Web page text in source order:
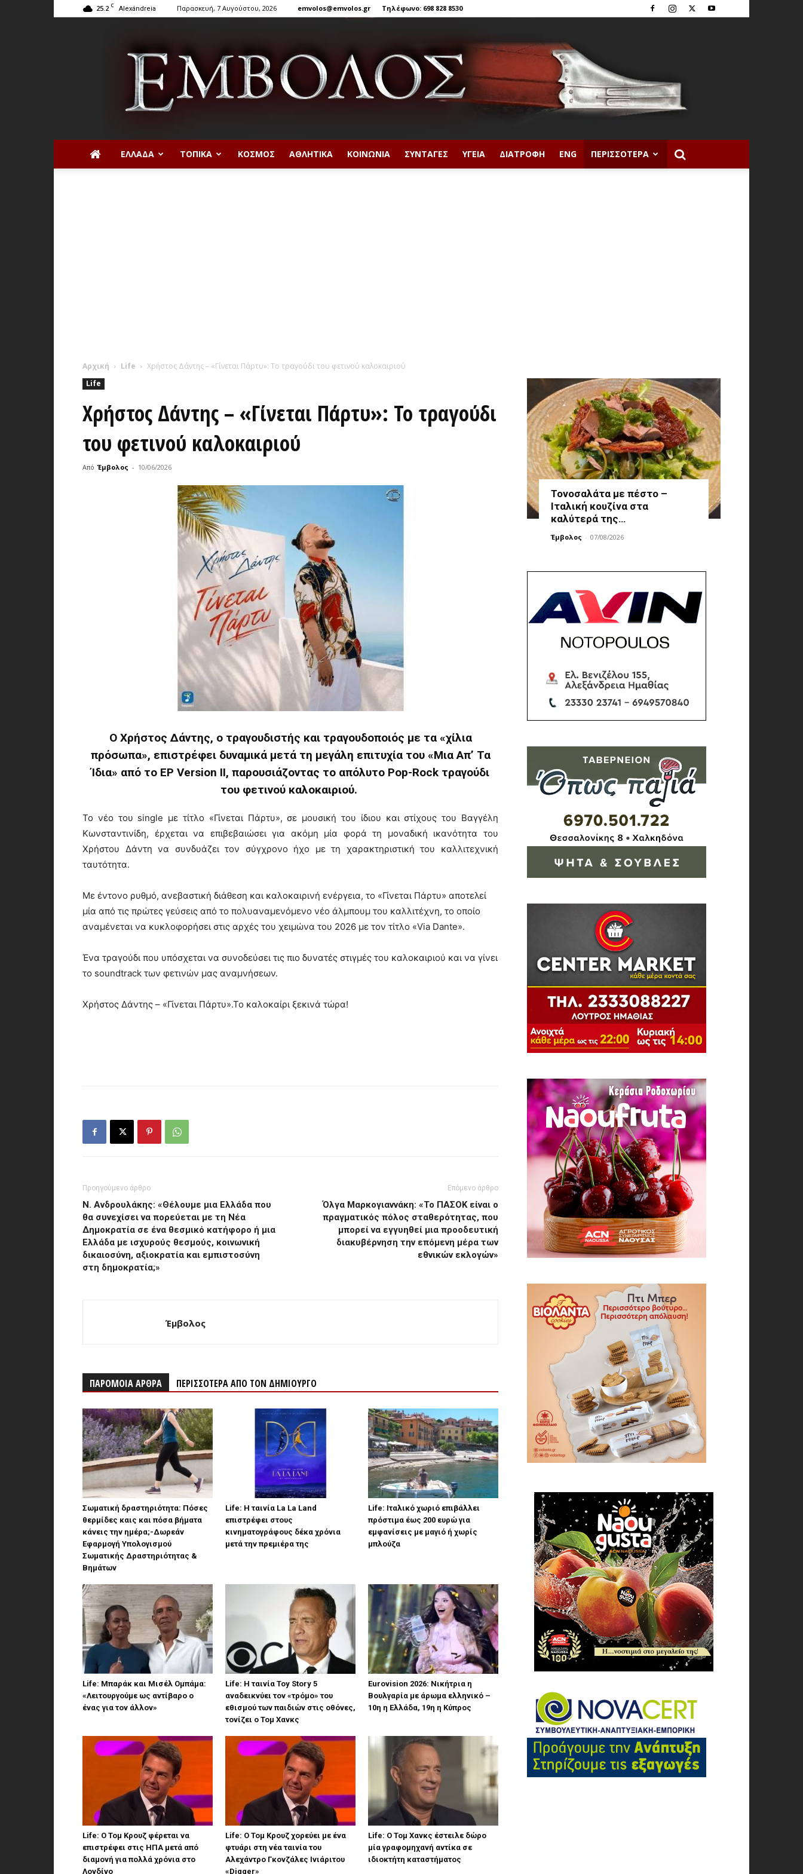
25.2 C Alexándreia Παρασκευή, 7 Αυγούστου, 2026 emvolos@emvolos.gr Τηλέφωνο: 698 828 8530
ΕΛΛΆΔΑ ΤΟΠΙΚΆ ΚΌΣΜΟΣ ΑΘΛΗΤΙΚΆ ΚΟΙΝΩΝΊΑ ΣΥΝΤΑΓΈΣ ΥΓΕΊΑ ΔΙΑΤΡΟΦΉ ENG ΠΕΡΙΣΣΌΤΕΡΑ
Αρχική Life
Χρήστος Δάντης – «Γίνεται Πάρτυ»: Το τραγούδι του φετινού καλοκαιριού
Life
Χρήστος Δάντης – «Γίνεται Πάρτυ»: Το τραγούδι
του φετινού καλοκαιριού
Από Έμβολος - 10/06/2026
Ο Χρήστος Δάντης, ο τραγουδιστής και τραγουδοποιός με τα «χίλια
πρόσωπα», επιστρέφει δυναμικά μετά τη μεγάλη επιτυχία του «Μια Απ’ Τα
Ίδια» από το EP Version II, παρουσιάζοντας το απόλυτο Pop-Rock τραγούδι
του φετινού καλοκαιριού.
Το νέο του single με τίτλο «Γίνεται Πάρτυ», σε μουσική του ίδιου και στίχους του Βαγγέλη
Κωνσταντινίδη, έρχεται να επιβεβαιώσει για ακόμη μία φορά τη μοναδική ικανότητα του
Χρήστου Δάντη να συνδυάζει τον σύγχρονο ήχο με τη χαρακτηριστική του καλλιτεχνική
ταυτότητα.
Με έντονο ρυθμό, ανεβαστική διάθεση και καλοκαιρινή ενέργεια, το «Γίνεται Πάρτυ» αποτελεί
μία από τις πρώτες γεύσεις από το πολυαναμενόμενο νέο άλμπουμ του καλλιτέχνη, το οποίο
αναμένεται να κυκλοφορήσει στις αρχές του χειμώνα του 2026 με τον τίτλο «Via Dante».
Ένα τραγούδι που υπόσχεται να συνοδεύσει τις πιο δυνατές στιγμές του καλοκαιριού και να γίνει
το soundtrack των φετινών μας αναμνήσεων.
Χρήστος Δάντης – «Γίνεται Πάρτυ».Το καλοκαίρι ξεκινά τώρα!
Προηγούμενο άρθρο
Ν. Ανδρουλάκης: «Θέλουμε μια Ελλάδα που
θα συνεχίσει να πορεύεται με τη Νέα
Δημοκρατία σε ένα θεσμικό κατήφορο ή μια
Ελλάδα με ισχυρούς θεσμούς, κοινωνική
δικαιοσύνη, αξιοκρατία και εμπιστοσύνη
στη δημοκρατία;»
Επόμενο άρθρο
Όλγα Μαρκογιαννάκη: «Το ΠΑΣΟΚ είναι ο
πραγματικός πόλος σταθερότητας, που
μπορεί να εγγυηθεί μια προοδευτική
διακυβέρνηση την επόμενη μέρα των
εθνικών εκλογών»
Έμβολος
ΠΑΡΟΜΟΙΑ ΑΡΘΡΑ ΠΕΡΙΣΣΟΤΕΡΑ ΑΠΟ ΤΟΝ ΔΗΜΙΟΥΡΓΟ
Σωματική δραστηριότητα: Πόσες
θερμίδες καις και πόσα βήματα
κάνεις την ημέρα;-Δωρεάν
Εφαρμογή Υπολογισμού
Σωματικής Δραστηριότητας &
Βημάτων
Life: Η ταινία La La Land
επιστρέφει στους
κινηματογράφους δέκα χρόνια
μετά την πρεμιέρα της
Life: Ιταλικό χωριό επιβάλλει
πρόστιμα έως 200 ευρώ για
εμφανίσεις με μαγιό ή χωρίς
μπλούζα
Life: Μπαράκ και Μισέλ Ομπάμα:
«Λειτουργούμε ως αντίβαρο ο
ένας για τον άλλον»
Life: Η ταινία Toy Story 5
αναδεικνύει τον «τρόμο» του
εθισμού των παιδιών στις οθόνες,
τονίζει ο Τομ Χανκς
Eurovision 2026: Νικήτρια η
Βουλγαρία με άρωμα ελληνικό –
10η η Ελλάδα, 19η η Κύπρος
Life: Ο Τομ Κρουζ φέρεται να
επιστρέφει στις ΗΠΑ μετά από
διαμονή για πολλά χρόνια στο
Λονδίνο
Life: Ο Τομ Κρουζ χορεύει με ένα
φτυάρι στη νέα ταινία του
Αλεχάντρο Γκονζάλες Ινιάριτου
«Digger»
Life: Ο Τομ Χανκς έστειλε δώρο
μία γραφομηχανή αντίκα σε
ιδιοκτήτη καταστήματος
Τονοσαλάτα με πέστο –
Ιταλική κουζίνα στα
καλύτερά της…
Έμβολος - 07/08/2026